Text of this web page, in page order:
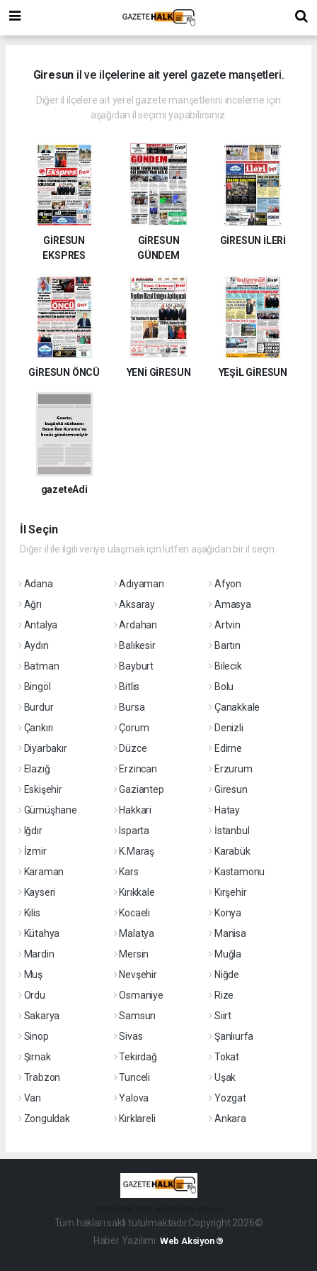
Giresun il ve ilçelerine ait yerel gazete manşetleri.
Diğer il ilçelere ait yerel gazete manşetlerini inceleme için
aşağıdan il seçimi yapabilirsiniz.
GİRESUN
EKSPRES
GİRESUN
GÜNDEM
GİRESUN İLERİ
GİRESUN ÖNCÜ YENİ GİRESUN YEŞİL GİRESUN
gazeteAdi
İl Seçin
Diğer il ile ilgili veriye ulaşmak için lütfen aşağıdan bir il seçin
Adana Adıyaman
Afyon
Ağrı
Aksaray
Amasya
Antalya
Ardahan
Artvin
Aydın
Balıkesir
Bartın
Batman
Bayburt
Bilecik
Bingöl
Bitlis
Bolu
Burdur
Bursa
Çanakkale
Çankırı
Çorum
Denizli
Diyarbakır
Düzce
Edirne
Elazığ
Erzincan
Erzurum
Eskişehir
Gaziantep
Giresun
Gümüşhane
Hakkari
Hatay
Iğdır
Isparta
İstanbul
İzmir
K.Maraş
Karabük
Karaman
Kars
Kastamonu
Kayseri
Kırıkkale
Kırşehir
Kilis
Kocaeli
Konya
Kütahya
Malatya
Manisa
Mardin
Mersin
Muğla
Muş
Nevşehir
Niğde
Ordu
Osmaniye
Rize
Sakarya
Samsun
Siirt
Sinop
Sivas
Şanlıurfa
Şırnak
Tekirdağ
Tokat
Trabzon
Tunceli
Uşak
Van
Yalova
Yozgat
Zonguldak
Kırklareli Ankara
Tüm hakları saklı tutulmaktadır.Copyright 2026©
Haber Yazılımı: Web Aksiyon ®